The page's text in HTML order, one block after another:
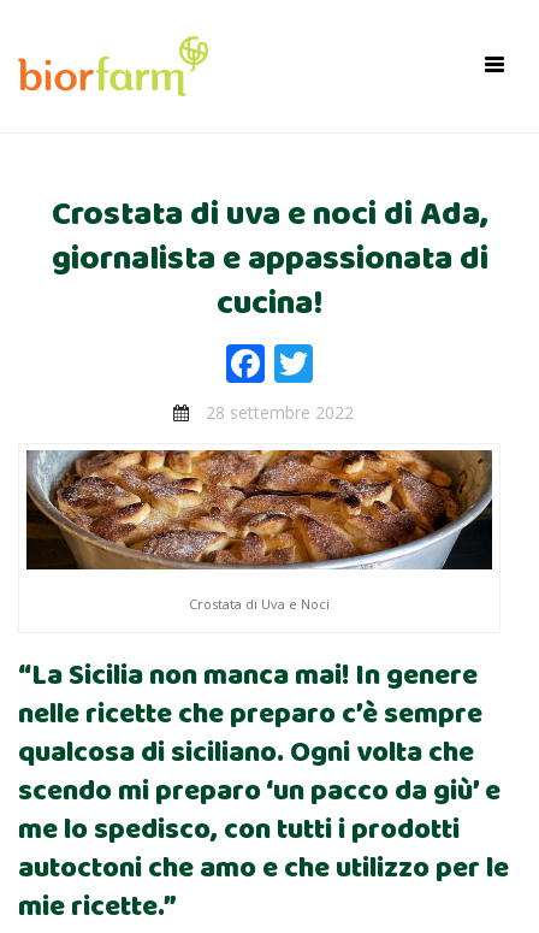
Crostata di uva e noci di Ada,
giornalista e appassionata di
cucina!
Facebook
28 settembre 2022
Crostata di Uva e Noci
“La Sicilia non manca mai! In genere
nelle ricette che preparo c’è sempre
qualcosa di siciliano. Ogni volta che
scendo mi preparo ‘un pacco da giù’ e
me lo spedisco, con tutti i prodotti
autoctoni che amo e che utilizzo per le
mie ricette.”